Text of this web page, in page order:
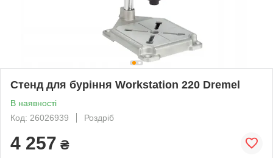
Стенд для буріння Workstation 220 Dremel
В наявності
Код: 26026939
Роздріб
4 257 ₴